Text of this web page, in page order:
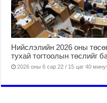
Нийслэлийн 2026 оны
тухай тогтоолын төслийг
2026 оны 6 сар 22 / 15 цаг 40